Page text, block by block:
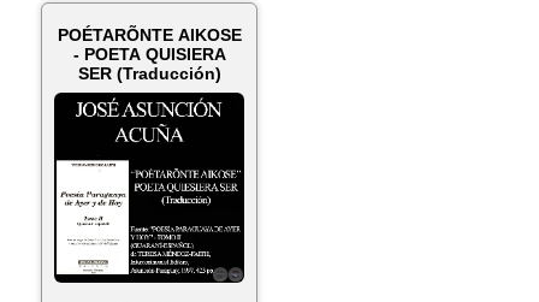
POÉTARÕNTE AIKOSE
- POETA QUISIERA
SER (Traducción)